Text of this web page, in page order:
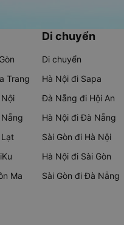
Trang
Ma
Di chuyển
Di chuyển
Hà Nội đi Sapa
Đà Nẵng đi Hội An
Hà Nội đi Đà Nẵng
Sài Gòn đi Hà Nội
Hà Nội đi Sài Gòn
Sài Gòn đi Đà Nẵng